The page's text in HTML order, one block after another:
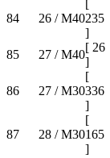
84 26 / M40
[
235
]
85 27 / M40
[ 26
]
86 27 / M30
[
336
]
87 28 / M30
[
165
]